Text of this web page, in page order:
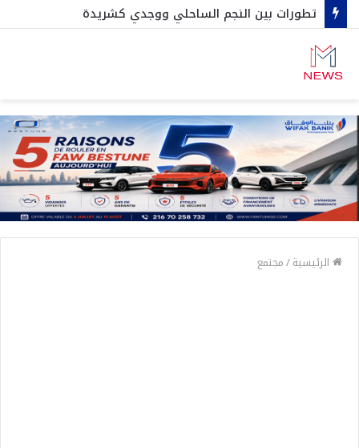
تطورات بين النجم الساحلي ووجدي كشريدة
الرئيسية/مجتمع